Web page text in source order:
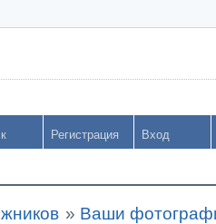
Регистрация Вход
» Ваши